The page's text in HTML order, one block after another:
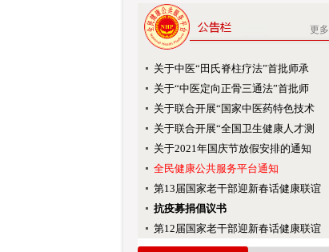
更多
关于中医“田氏脊柱疗法”首批师承
关于“中医定向正骨三通法”首批师
关于联合开展“国家中医药特色技术
关于联合开展“全国卫生健康人才测
关于2021年国庆节放假安排的通知
全民健康公共服务平台通知
第13届国家老干部迎新春话健康联谊
抗疫募捐倡议书
第12届国家老干部迎新春话健康联谊